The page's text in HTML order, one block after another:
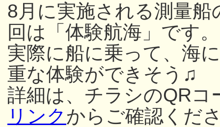
8月に実施される測量
回は「体験航海」です。
実際に船に乗って、海
重な体験ができそう♫
詳細は、チラシのQRコ
リンクからご確認くだ